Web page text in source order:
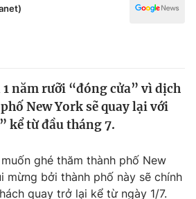
năm rưỡi “đóng cửa” vì dịch
New York sẽ quay lại với
kể từ đầu tháng 7.
ghé thăm thành phố New
mừng bởi thành phố này sẽ chính
quay trở lại kể từ ngày 1/7.